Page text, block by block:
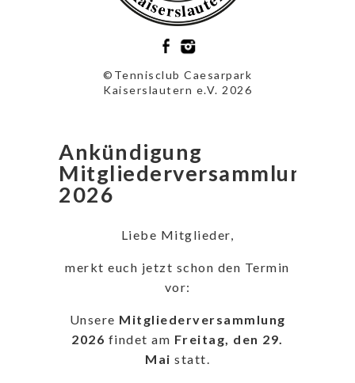
©Tennisclub Caesarpark
Kaiserslautern e.V. 2026
Ankündigung
Mitgliederversammlung
2026
Liebe Mitglieder,
merkt euch jetzt schon den Termin
vor:
Unsere Mitgliederversammlung
2026 findet am Freitag, den 29.
Mai statt.